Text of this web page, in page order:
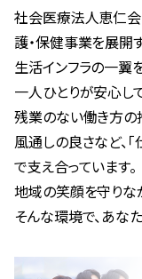
社会医療法人恵仁会
護・保健事業を展開
生活インフラの一翼
一人ひとりが安心し
残業のない働き方の
風通しの良さなど、
で支え合っています。
地域の笑顔を守りな
そんな環境で、あな